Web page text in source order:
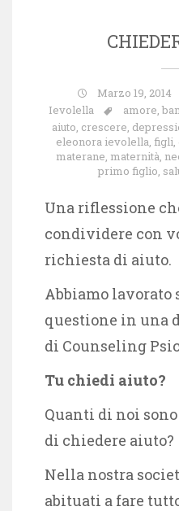
Marzo 19, 2014
Ievolella
amore,
aiuto, crescere,
eleonora ievolella, figli,
materane, maternità,
primo figlio,
Una riflessione
condividere con
richiesta di aiuto.
Abbiamo lavorato
questione in una
di Counseling
Tu chiedi aiuto?
Quanti di noi
di chiedere aiuto?
Nella nostra
abituati a fare